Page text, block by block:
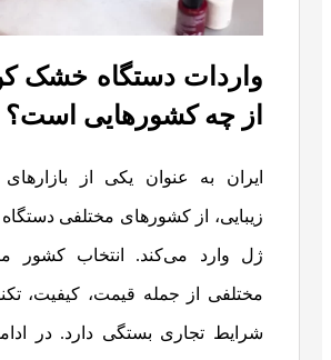
واردات دستگاه خشک
از چه کشورهایی است؟
ایران به عنوان یکی از
زیبایی، از کشورهای مختلفی
ژل وارد می‌کند. انتخاب کشور
مختلفی از جمله قیمت، کیفیت،
شرایط تجاری بستگی دارد. در